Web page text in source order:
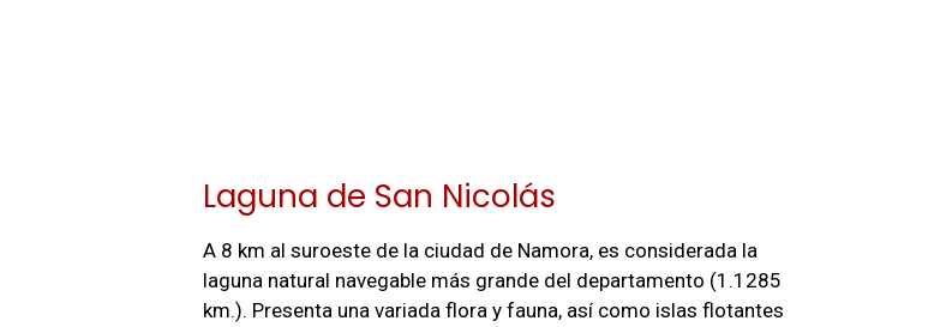
Laguna de San Nicolás
A 8 km al suroeste de la ciudad de Namora, es considerada la
laguna natural navegable más grande del departamento (1.1285
km.). Presenta una variada flora y fauna, así como islas flotantes